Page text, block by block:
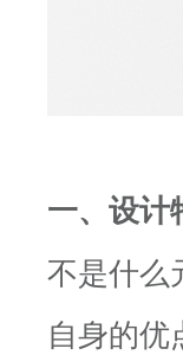
一、设计
不是什么
自身的